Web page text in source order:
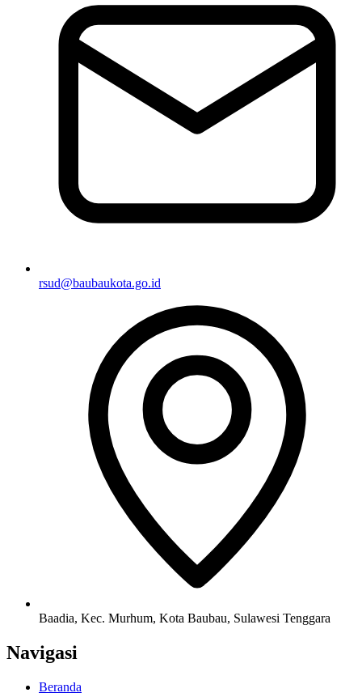
rsud@baubaukota.go.id
Baadia, Kec. Murhum, Kota Baubau, Sulawesi Tenggara
Navigasi
Beranda